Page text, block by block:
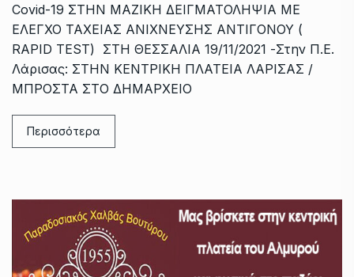
Covid-19 ΣΤΗΝ ΜΑΖΙΚΗ ΔΕΙΓΜΑΤΟΛΗΨΙΑ ΜΕ
ΕΛΕΓΧΟ ΤΑΧΕΙΑΣ ΑΝΙΧΝΕΥΣΗΣ ΑΝΤΙΓΟΝΟΥ (
RAPID TEST) ΣΤΗ ΘΕΣΣΑΛΙΑ 19/11/2021 -Στην Π.Ε.
Λάρισας: ΣΤΗΝ ΚΕΝΤΡΙΚΗ ΠΛΑΤΕΙΑ ΛΑΡΙΣΑΣ /
ΜΠΡΟΣΤΑ ΣΤΟ ΔΗΜΑΡΧΕΙΟ
Περισσότερα